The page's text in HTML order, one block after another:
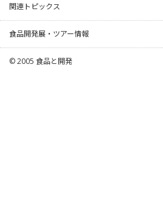
関連トピックス
食品開発展・ツアー情報
© 2005 食品と開発